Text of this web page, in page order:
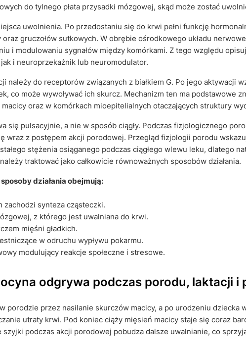
do tylnego płata przysadki mózgowej, skąd może zostać
uwolnienia. Po przedostaniu się do krwi pełni funkcję
gruczołów sutkowych. W obrębie ośrodkowego układu
i modulowaniu sygnałów między komórkami. Z tego względu
i neuroprzekaźnik lub neuromodulator.
należy do receptorów związanych z białkiem G. Po jego aktywacji
co może wywoływać ich skurcz. Mechanizm ten ma podstawowe
oraz w komórkach mioepitelialnych otaczających struktury
się pulsacyjnie, a nie w sposób ciągły. Podczas fizjologicznego
wraz z postępem akcji porodowej. Przegląd fizjologii porodu
stężenia osiąganego podczas ciągłego wlewu leku, dlatego
traktować jako całkowicie równoważnych sposobów działania.
działania obejmują:
zachodzi synteza cząsteczki.
z którego jest uwalniana do krwi.
mięśni gładkich.
w odruchu wypływu pokarmu.
modulujący reakcje społeczne i stresowe.
odgrywa podczas porodu, laktacji i
porodzie przez nasilanie skurczów macicy, a po urodzeniu dziecka
utraty krwi. Pod koniec ciąży mięsień macicy staje się coraz
szyjki podczas akcji porodowej pobudza dalsze uwalnianie, co